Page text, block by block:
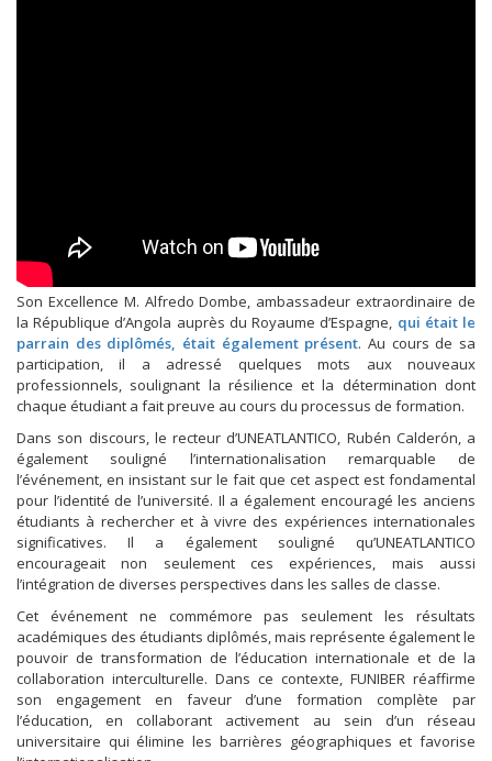
Son Excellence M. Alfredo Dombe, ambassadeur extraordinaire de
la République d’Angola auprès du Royaume d’Espagne, qui était le
parrain des diplômés, était également présent. Au cours de sa
participation, il a adressé quelques mots aux nouveaux
professionnels, soulignant la résilience et la détermination dont
chaque étudiant a fait preuve au cours du processus de formation.
Dans son discours, le recteur d’UNEATLANTICO, Rubén Calderón, a
également souligné l’internationalisation remarquable de
l’événement, en insistant sur le fait que cet aspect est fondamental
pour l’identité de l’université. Il a également encouragé les anciens
étudiants à rechercher et à vivre des expériences internationales
significatives. Il a également souligné qu’UNEATLANTICO
encourageait non seulement ces expériences, mais aussi
l’intégration de diverses perspectives dans les salles de classe.
Cet événement ne commémore pas seulement les résultats
académiques des étudiants diplômés, mais représente également le
pouvoir de transformation de l’éducation internationale et de la
collaboration interculturelle. Dans ce contexte, FUNIBER réaffirme
son engagement en faveur d’une formation complète par
l’éducation, en collaborant activement au sein d’un réseau
universitaire qui élimine les barrières géographiques et favorise